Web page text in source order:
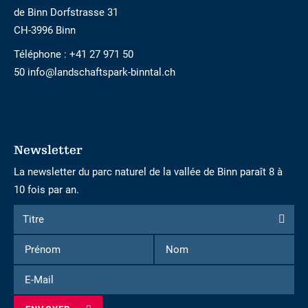
de Binn Dorfstrasse 31
CH-3996 Binn
Téléphone : +41 27 971 50
50 info@landschaftspark-binntal.ch
Newsletter
La newsletter du parc naturel de la vallée de Binn paraît 8 à
10 fois par an.
Formulaire
d'inscription
la
newsletter
Titre
Titre
Prénom
Nom
Mail